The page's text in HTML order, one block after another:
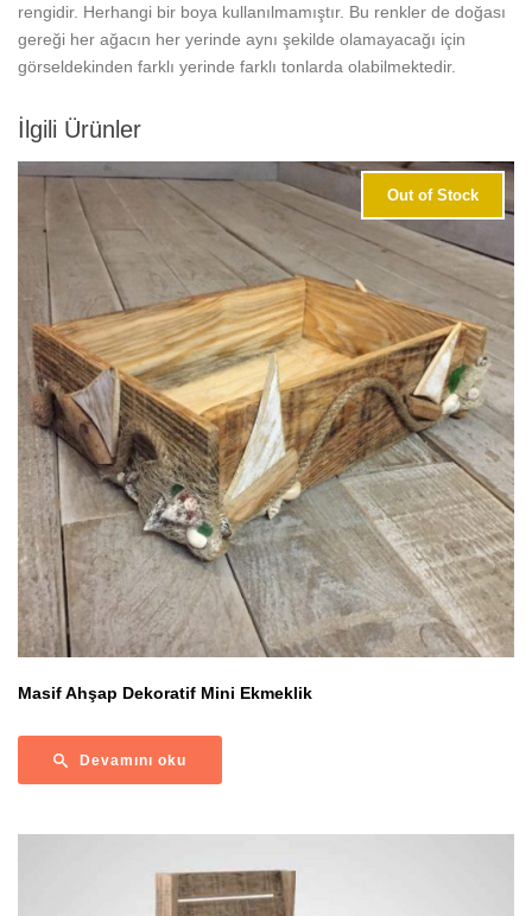
rengidir. Herhangi bir boya kullanılmamıştır. Bu renkler de doğası
gereği her ağacın her yerinde aynı şekilde olamayacağı için
görseldekinden farklı yerinde farklı tonlarda olabilmektedir.
İlgili Ürünler
Masif Ahşap Dekoratif Mini Ekmeklik
Out of Stock
Devamını oku